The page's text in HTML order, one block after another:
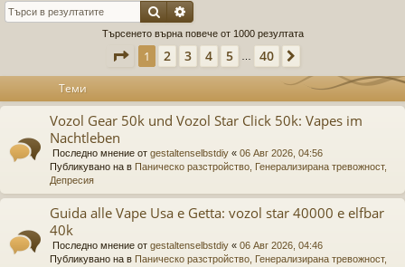
ъз Търсене
Търсенето върна повече от 1000 резултата
Страница от 40
1 2 3 4 5 40
Теми
Vozol Gear 50k und Vozol Star Click 50k: Vapes im
Nachtleben
Последно мнение от gestaltenselbstdiy « 06 Авг 2026, 04:56
Публикувано на в Паническо разстройство, Генерализирана тревожност,
Депресия
Guida alle Vape Usa e Getta: vozol star 40000 e elfbar
40k
Последно мнение от gestaltenselbstdiy « 06 Авг 2026, 04:46
Публикувано на в Паническо разстройство, Генерализирана тревожност,